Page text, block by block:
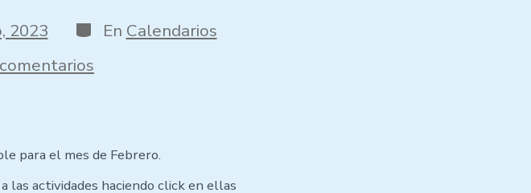
2023 En Calendarios
para el mes de Febrero.
las actividades haciendo click en ellas